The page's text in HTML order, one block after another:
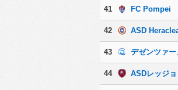
41 FC Pompei
42 ASD
43 デゼンツァ
44 ASDレッジ